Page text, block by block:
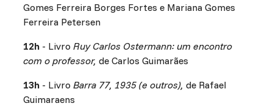
Gomes Ferreira Borges Fortes e Mariana Gomes
Ferreira Petersen
12h - Livro Ruy Carlos Ostermann: um encontro
com o professor, de Carlos Guimarães
13h- Livro Barra 77, 1935 (e outros), de Rafael
Guimaraens